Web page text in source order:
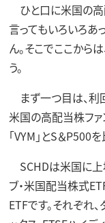
ひと口に米国の高
言ってもいろいろあ
ん。そこでここから
う。
まず一つ目は、利
米国の高配当株ファ
「VYM」とS＆P500
SCHDは米国に上
ブ・米国配当株式
ETFです。それぞれ